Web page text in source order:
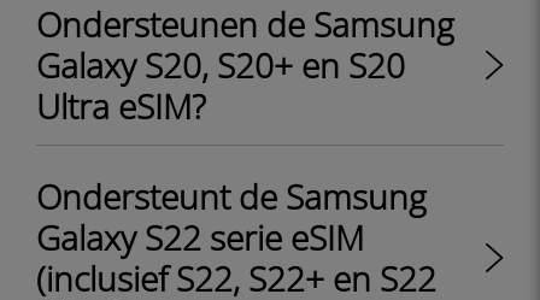
Ondersteunen de Samsung
Galaxy S20, S20+ en S20
Ultra eSIM?
Ondersteunt de Samsung
Galaxy S22 serie eSIM
(inclusief S22, S22+ en S22